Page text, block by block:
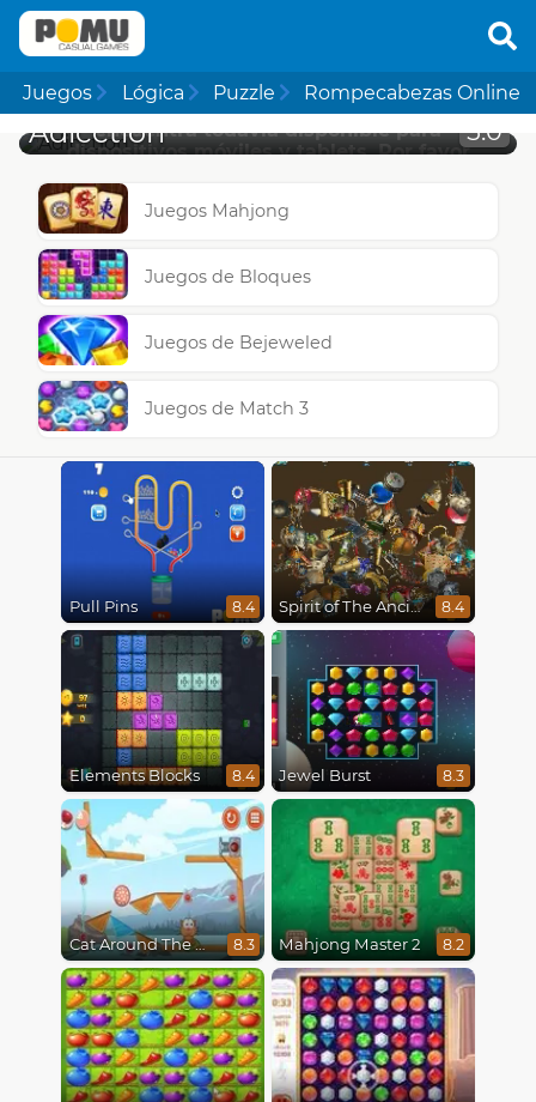
Juegos Lógica Puzzle Rompecabezas Online
Lamentablemente esta página no se
encuentra todavía disponible para
dispositivos móviles y tablets. Por favor
juegos para móvil de calidad top!
Adicction 5.0
Juegos Mahjong
Juegos de Bloques
Juegos de Bejeweled
Juegos de Match 3
Pull Pins 8.4 Spirit of The Ancient Forest 8.4
Elements Blocks 8.4 Jewel Burst 8.3
Cat Around The World 8.3 Mahjong Master 2 8.2